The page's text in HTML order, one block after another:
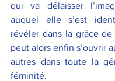
qui va délaisser
auquel elle s’est
révéler dans la grâce
peut alors enfin s’ouvrir
autres dans toute la
féminité.